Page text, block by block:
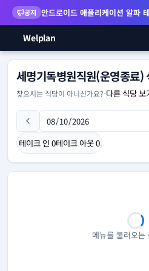
공지 안드로이드 애플리케이션 알파
Welplan
세명기독병원직원(운영종료)
찾으시는 식당이 아니신가요?-다른 식당 보
테이크 인 0테이크 아웃0
메뉴를 불러오는